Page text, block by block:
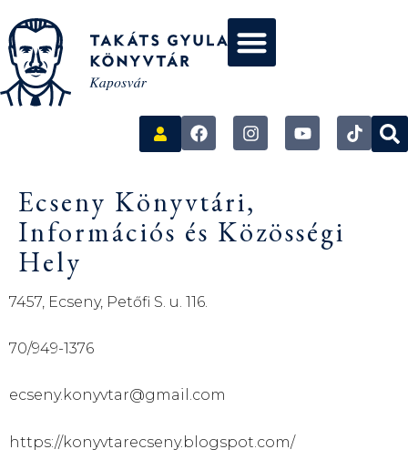
Ecseny Könyvtári,
Információs és Közösségi
Hely
7457, Ecseny, Petőfi S. u. 116.
70/949-1376
ecseny.konyvtar@gmail.com
https://konyvtarecseny.blogspot.com/